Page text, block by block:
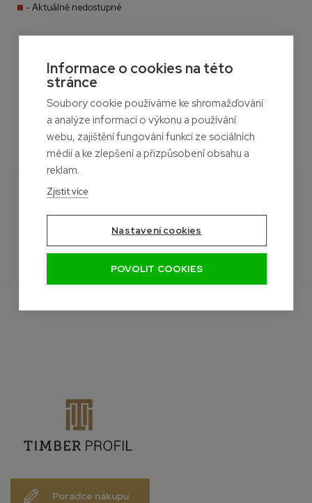
Potřebujete poradit?
Pon-Sob, 7:00 - 19:00 hod.
info@palubky-online.cz
- Aktuálně nedostupné
Poradce nákupu
Informace o cookies na této
stránce
Soubory cookie používáme ke shromažďování
a analýze informací o výkonu a používání
webu, zajištění fungování funkcí ze sociálních
médií a ke zlepšení a přizpůsobení obsahu a
reklam.
Zjistit více
Nastavení cookies
POVOLIT COOKIES